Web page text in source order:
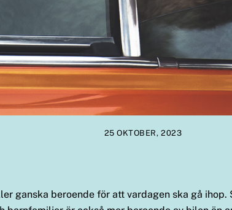
25 OKTOBER, 2023
ganska beroende för att vardagen ska gå